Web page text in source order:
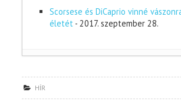
Scorsese és DiCaprio vinné
életét - 2017. szeptember 28.
HÍR